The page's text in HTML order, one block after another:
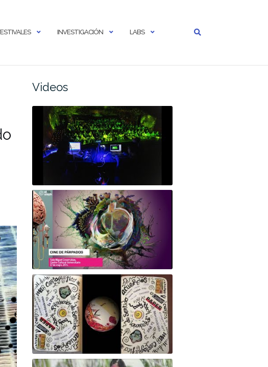
INVESTIGACIÓN LABS
Videos
Alu*Cine o Cine de Párpados -Festival
Aleph mayo 2024
Teaser Alu*Cine o Cine de Párpados -
Festival Aleph mayo 2024
Empatía 6/ Amena Onírica